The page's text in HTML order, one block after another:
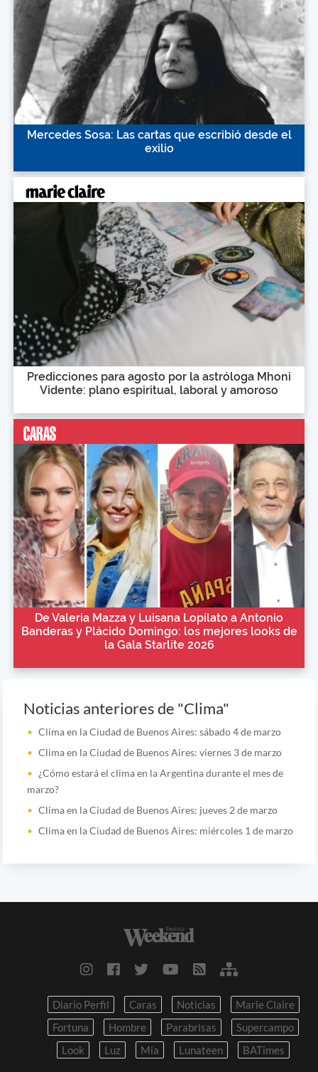
Mercedes Sosa: Las cartas que escribió desde el
exilio
Predicciones para agosto por la astróloga Mhoni
Vidente: plano espiritual, laboral y amoroso
De Valeria Mazza y Luisana Lopilato a Antonio
Banderas y Plácido Domingo: los mejores looks de
la Gala Starlite 2026
Noticias anteriores de "Clima"
Clima en la Ciudad de Buenos Aires: sábado 4 de marzo
Clima en la Ciudad de Buenos Aires: viernes 3 de marzo
¿Cómo estará el clima en la Argentina durante el mes de
marzo?
Clima en la Ciudad de Buenos Aires: jueves 2 de marzo
Clima en la Ciudad de Buenos Aires: miércoles 1 de marzo
Diario Perfil Caras Noticias
Marie Claire
Fortuna
Hombre Parabrisas
Supercampo
Look
Luz Mia Lunateen BATimes